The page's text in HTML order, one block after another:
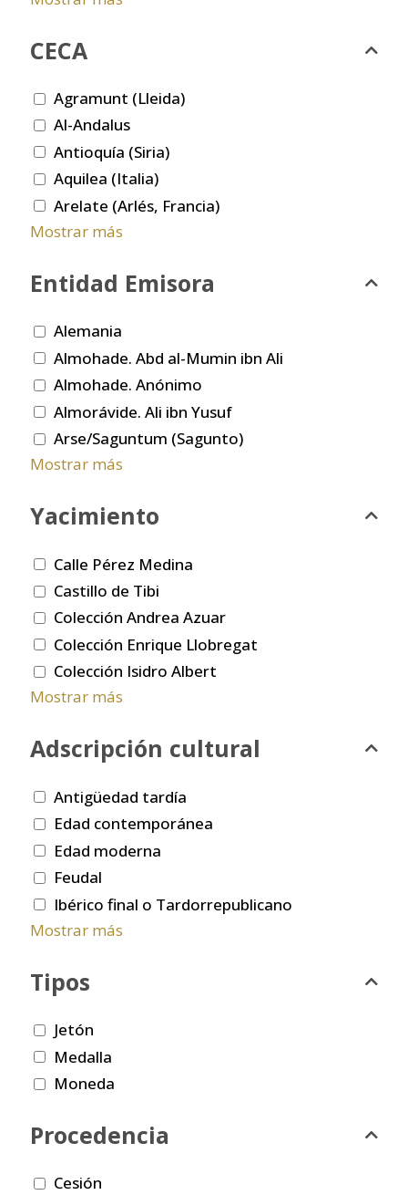
CECA
Agramunt (Lleida)
Al-Andalus
Antioquía (Siria)
Aquilea (Italia)
Arelate (Arlés, Francia)
Mostrar más
Entidad Emisora
Alemania
Almohade. Abd al-Mumin ibn Ali
Almohade. Anónimo
Almorávide. Ali ibn Yusuf
Arse/Saguntum (Sagunto)
Mostrar más
Yacimiento
Calle Pérez Medina
Castillo de Tibi
Colección Andrea Azuar
Colección Enrique Llobregat
Colección Isidro Albert
Mostrar más
Adscripción cultural
Antigüedad tardía
Edad contemporánea
Edad moderna
Feudal
Ibérico final o Tardorrepublicano
Mostrar más
Tipos
Jetón
Medalla
Moneda
Procedencia
Cesión